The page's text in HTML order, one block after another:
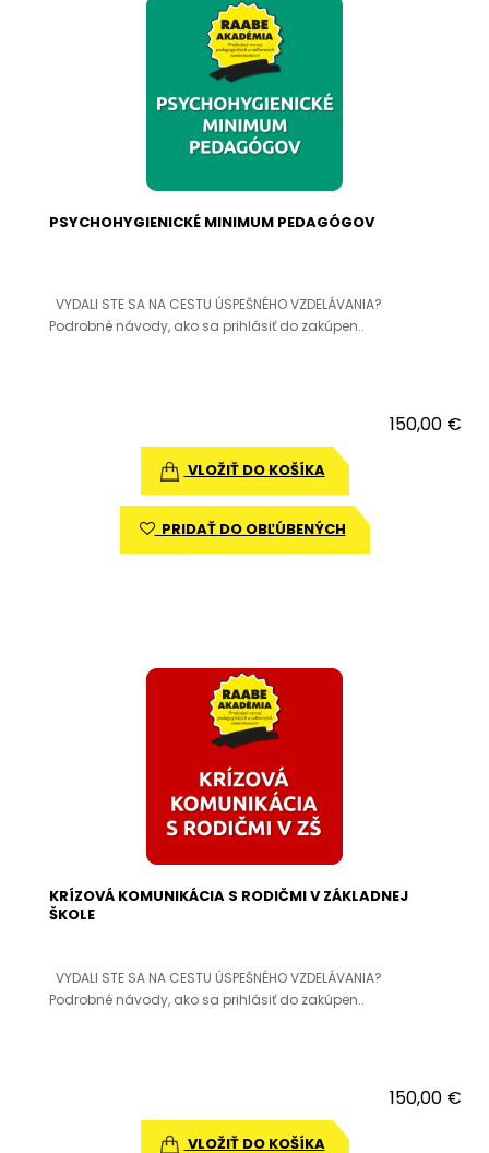
PSYCHOHYGIENICKÉ MINIMUM PEDAGÓGOV
VYDALI STE SA NA CESTU ÚSPEŠNÉHO VZDELÁVANIA?
Podrobné návody, ako sa prihlásiť do zakúpen..
150,00 €
VLOŽIŤ DO KOŠÍKA
PRIDAŤ DO OBĽÚBENÝCH
KRÍZOVÁ KOMUNIKÁCIA S RODIČMI V ZÁKLADNEJ
ŠKOLE
VYDALI STE SA NA CESTU ÚSPEŠNÉHO VZDELÁVANIA?
Podrobné návody, ako sa prihlásiť do zakúpen..
150,00 €
VLOŽIŤ DO KOŠÍKA